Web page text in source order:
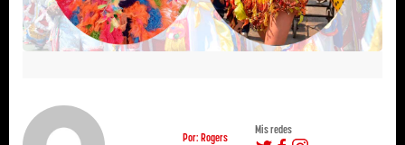
Por: Rogers
Mis redes